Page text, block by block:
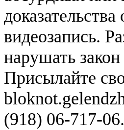
видеозапись.
нарушать
Присылайте
(918) 06-717-